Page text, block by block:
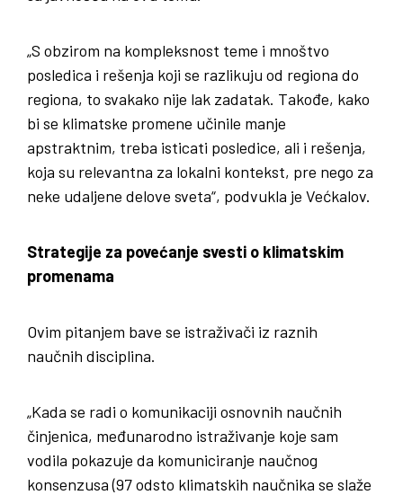
„S obzirom na kompleksnost teme i mnoštvo
posledica i rešenja koji se razlikuju od regiona do
regiona, to svakako nije lak zadatak. Takođe, kako
bi se klimatske promene učinile manje
apstraktnim, treba isticati posledice, ali i rešenja,
koja su relevantna za lokalni kontekst, pre nego za
neke udaljene delove sveta“, podvukla je Većkalov.
Strategije za povećanje svesti o klimatskim
promenama
Ovim pitanjem bave se istraživači iz raznih
naučnih disciplina.
„Kada se radi o komunikaciji osnovnih naučnih
činjenica, međunarodno istraživanje koje sam
vodila pokazuje da komuniciranje naučnog
konsenzusa (97 odsto klimatskih naučnika se slaže